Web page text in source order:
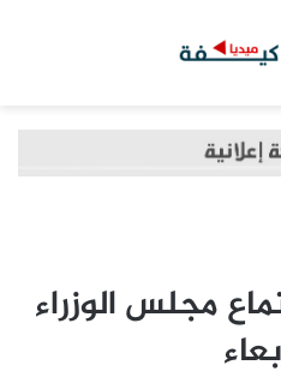
مجلس الوزراء